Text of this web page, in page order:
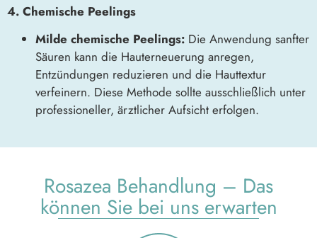
4. Chemische Peelings
Milde chemische Peelings: Die Anwendung sanfter
Säuren kann die Hauterneuerung anregen,
Entzündungen reduzieren und die Hauttextur
verfeinern. Diese Methode sollte ausschließlich unter
professioneller, ärztlicher Aufsicht erfolgen.
Rosazea Behandlung – Das
können Sie bei uns erwarten